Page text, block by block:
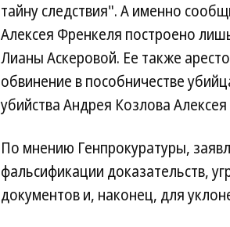
тайну следствия". А именно
Алексея Френкеля построено
Лианы Аскеровой. Ее также
обвинение в пособничестве
убийства Андрея Козлова
По мнению Генпрокуратуры,
фальсификации доказательств,
документов и, наконец, для